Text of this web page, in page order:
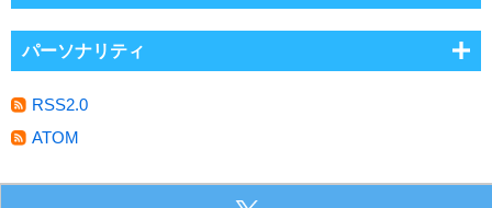
パーソナリティ
RSS2.0
ATOM